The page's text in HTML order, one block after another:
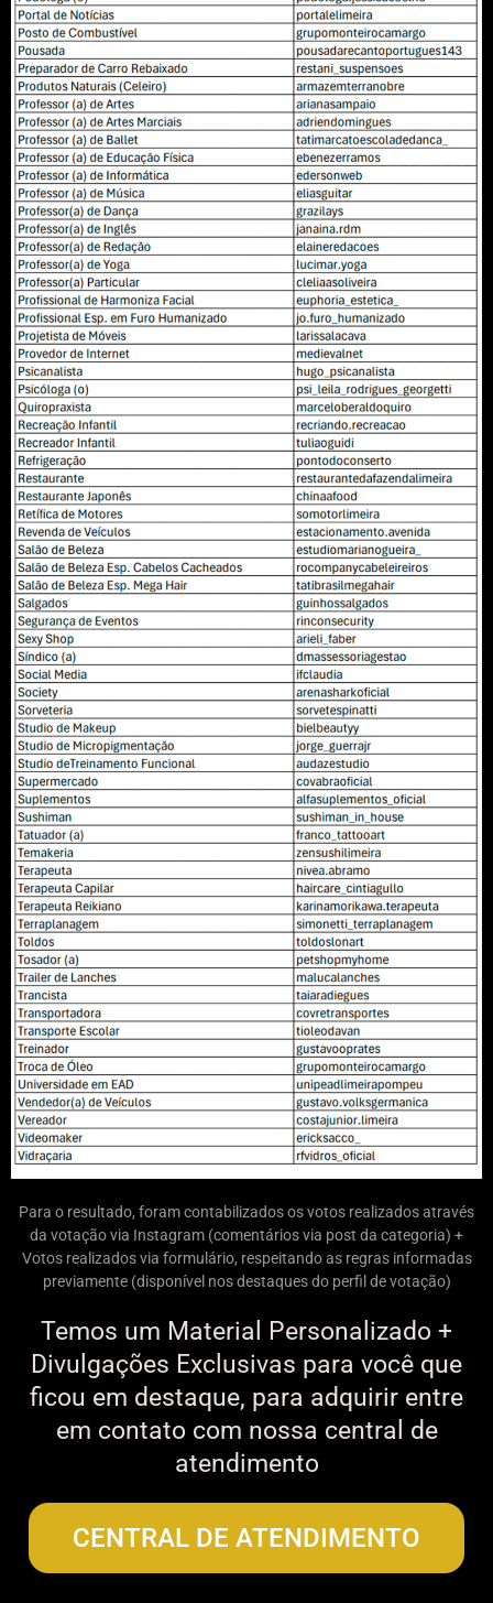
Para o resultado, foram contabilizados os votos realizados através
da votação via Instagram (comentários via post da categoria) +
Votos realizados via formulário, respeitando as regras informadas
previamente (disponível nos destaques do perfil de votação)
Temos um Material Personalizado +
Divulgações Exclusivas para você que
ficou em destaque, para adquirir entre
em contato com nossa central de
atendimento
CENTRAL DE ATENDIMENTO